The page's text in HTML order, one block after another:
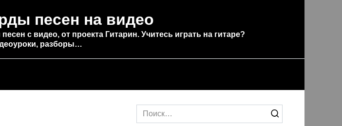
песен на видео
с видео, от проекта Гитарин. Учитесь играть на гитаре?
разборы…
Search
for: